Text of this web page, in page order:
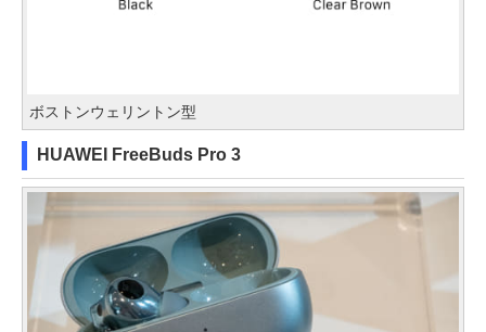
ボストンウェリントン型
HUAWEI FreeBuds Pro 3